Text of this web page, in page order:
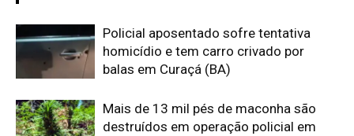
Policial aposentado sofre tentativa
homicídio e tem carro crivado por
balas em Curaçá (BA)
Mais de 13 mil pés de maconha são
destruídos em operação policial em